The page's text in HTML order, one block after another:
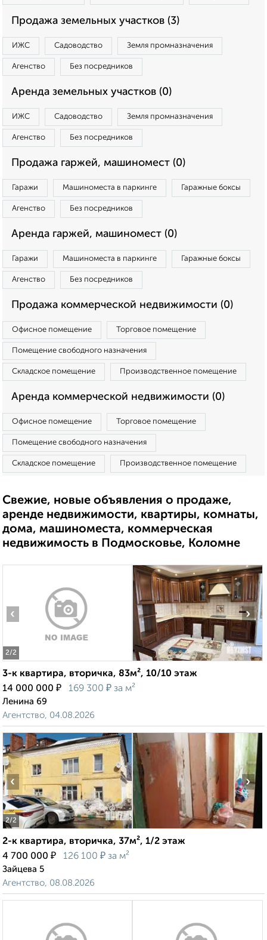
Продажа земельных участков (3)
ИЖС Садоводство Земля промназначения
Агенство Без посредников
Аренда земельных участков (0)
ИЖС Садоводство Земля промназначения
Агенство Без посредников
Продажа гаржей, машиномест (0)
Гаражи Машиноместа в паркинге Гаражные боксы
Агенство Без посредников
Аренда гаржей, машиномест (0)
Гаражи Машиноместа в паркинге Гаражные боксы
Агенство Без посредников
Продажа коммерческой недвижимости (0)
Офисное помещение Торговое помещение
Помещение свободного назначения
Складское помещение Производственное помещение
Аренда коммерческой недвижимости (0)
Офисное помещение Торговое помещение
Помещение свободного назначения
Складское помещение Производственное помещение
Свежие, новые объявления о продаже,
аренде недвижимости, квартиры, комнаты,
дома, машиноместа, коммерческая
недвижимость в Подмосковье, Коломне
2/2
‹ ›
3-к квартира, вторичка, 83м², 10/10 этаж
14 000 000 ₽ 169 300 ₽ за м²
Ленина 69
Агентство, 04.08.2026
2/2
‹ ›
2-к квартира, вторичка, 37м², 1/2 этаж
4 700 000 ₽ 126 100 ₽ за м²
Зайцева 5
Агентство, 08.08.2026